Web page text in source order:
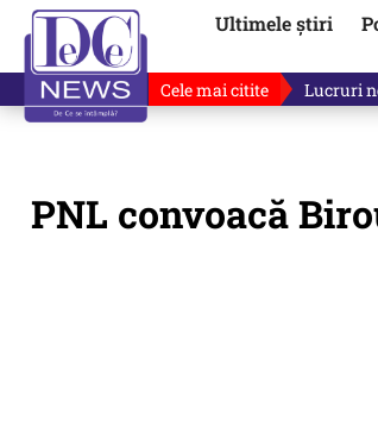
Ultimele știri
Cele mai citite Lucruri
PNL convoacă